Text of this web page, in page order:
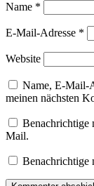
Name *
E-Mail-Adresse *
Website
Name, E-Mail-
meinen nächsten
Benachrichtige
Mail.
Benachrichtige